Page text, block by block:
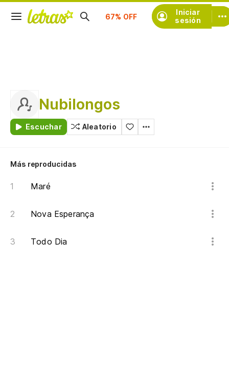
Iniciar
sesión
Suscríbete
Nubilongos
Escuchar Aleatorio
Más reproducidas
Maré
Nova Esperança
Todo Dia